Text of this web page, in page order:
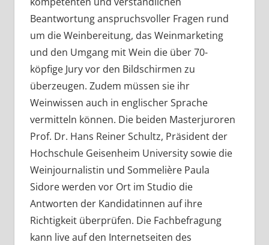
Beantwortung anspruchsvoller Fragen rund
um die Weinbereitung, das Weinmarketing
und den Umgang mit Wein die über 70-
köpfige Jury vor den Bildschirmen zu
überzeugen. Zudem müssen sie ihr
Weinwissen auch in englischer Sprache
vermitteln können. Die beiden Masterjuroren
Prof. Dr. Hans Reiner Schultz, Präsident der
Hochschule Geisenheim University sowie die
Weinjournalistin und Sommelière Paula
Sidore werden vor Ort im Studio die
Antworten der Kandidatinnen auf ihre
Richtigkeit überprüfen. Die Fachbefragung
kann live auf den Internetseiten des